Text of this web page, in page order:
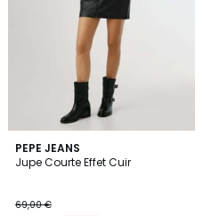
PEPE JEANS
Jupe Courte Effet Cuir
69,00 €